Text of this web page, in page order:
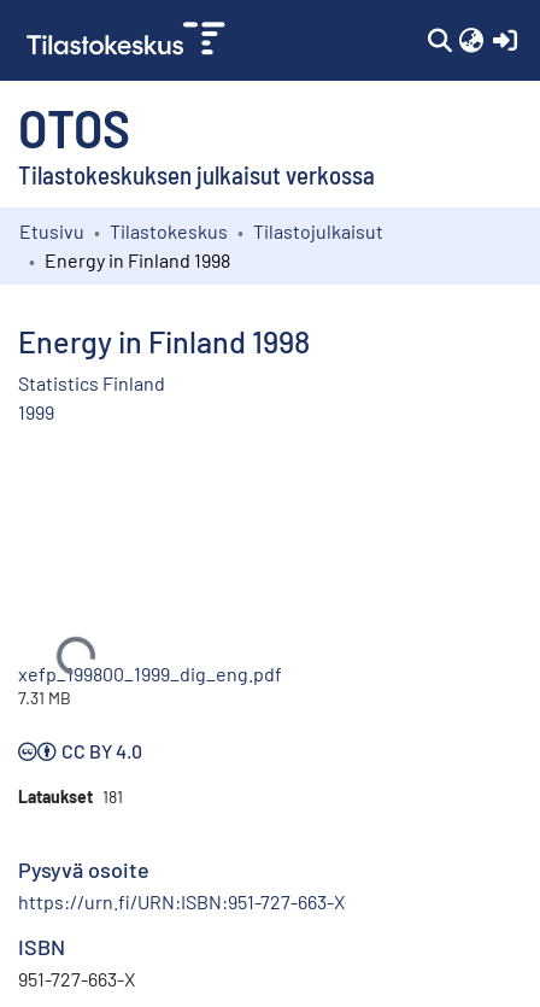
OTOS
Tilastokeskuksen julkaisut verkossa
Kokoelmat
Etusivu Tilastokeskus
Tilastojulkaisut
Energy in Finland 1998
Energy in Finland 1998
Statistics Finland
1999
Ladataan...
xefp_199800_1999_dig_eng.pdf
7.31 MB
CC BY 4.0
Lataukset 181
Pysyvä osoite
https://urn.fi/URN:ISBN:951-727-663-X
ISBN
951-727-663-X